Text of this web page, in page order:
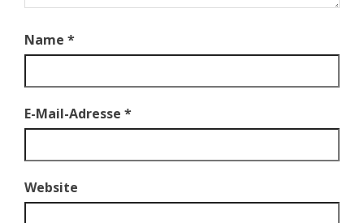
Name *
E-Mail-Adresse *
Website